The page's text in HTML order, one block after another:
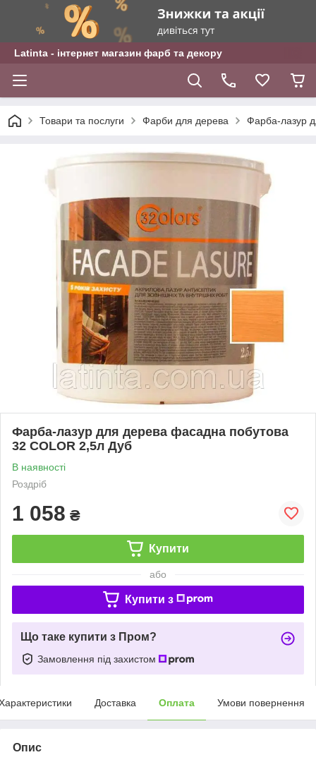
Latinta - інтернет магазин фарб та декору
Товари та послуги Фарби для дерева Фарба-лазур
Фарба-лазур для дерева фасадна побутова
32 COLOR 2,5л Дуб
В наявності
Роздріб
1 058 ₴
Купити
або
Купити з
Що таке купити з Пром?
Замовлення під захистом
Доставка Оплата Умови повернення
Опис